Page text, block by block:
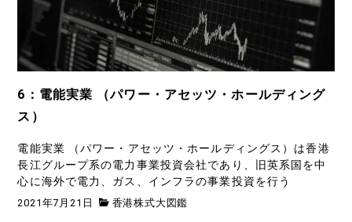
6：電能実業 （パワー・アセッツ・ホールディング
ス）
電能実業 （パワー・アセッツ・ホールディングス）は香港
長江グループ系の電力事業投資会社であり、旧英系国を中
心に海外で電力、ガス、インフラの事業投資を行う
2021年7月21日 香港株式大図鑑